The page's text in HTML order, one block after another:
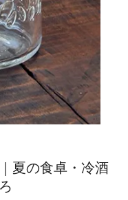
夏の食卓・冷酒